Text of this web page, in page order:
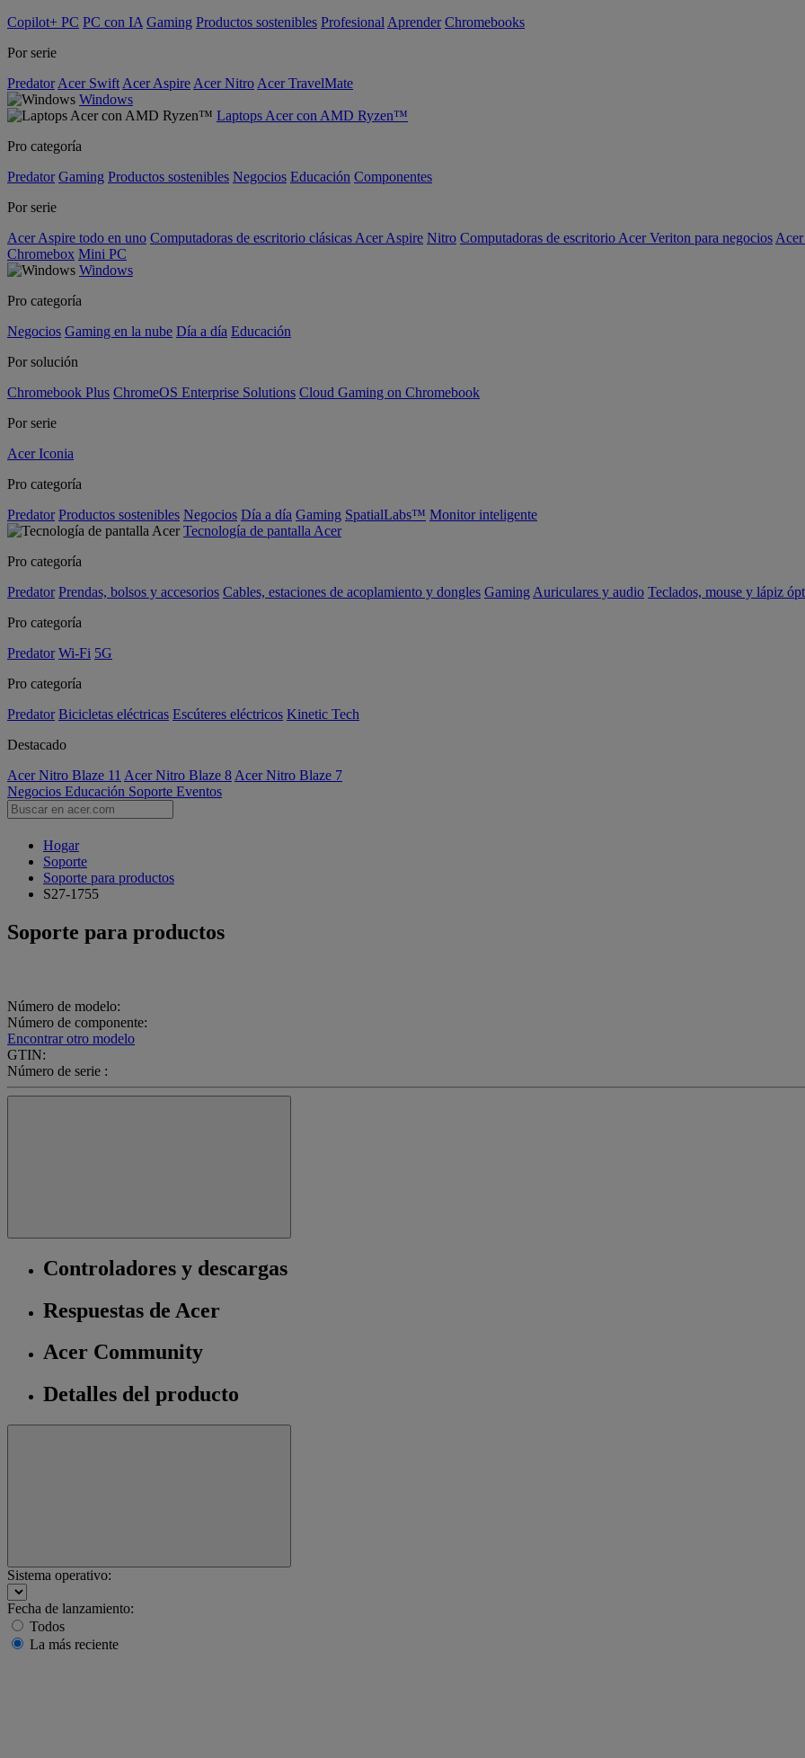
Copilot+ PC PC con IA Gaming Productos sostenibles Profesional Aprender Chromebooks
Por serie
Predator Acer Swift Acer Aspire Acer Nitro Acer TravelMate
Windows
Laptops Acer con AMD Ryzen™
Pro categoría
Predator Gaming Productos sostenibles Negocios Educación Componentes
Por serie
Acer Aspire todo en uno Computadoras de escritorio clásicas Acer Aspire Nitro Computadoras de escritorio Acer Veriton para negocios
Chromebox Mini PC
Windows
Pro categoría
Negocios Gaming en la nube Día a día Educación
Por solución
Chromebook Plus ChromeOS Enterprise Solutions Cloud Gaming on Chromebook
Por serie
Acer Iconia
Pro categoría
Predator Productos sostenibles Negocios Día a día Gaming SpatialLabs™ Monitor inteligente
Tecnología de pantalla Acer
Pro categoría
Predator Prendas, bolsos y accesorios Cables, estaciones de acoplamiento y dongles Gaming Auriculares y audio Teclados, mouse y lápiz
Pro categoría
Predator Wi-Fi 5G
Pro categoría
Predator Bicicletas eléctricas Escúteres eléctricos Kinetic Tech
Destacado
Acer Nitro Blaze 11 Acer Nitro Blaze 8 Acer Nitro Blaze 7
Negocios Educación Soporte Eventos
Hogar
Soporte
Soporte para productos
S27-1755
Soporte para productos
Número de modelo:
Número de componente:
Encontrar otro modelo
GTIN:
Número de serie :
Controladores y descargas
Respuestas de Acer
Acer Community
Detalles del producto
Sistema operativo:
Fecha de lanzamiento:
Todos
La más reciente